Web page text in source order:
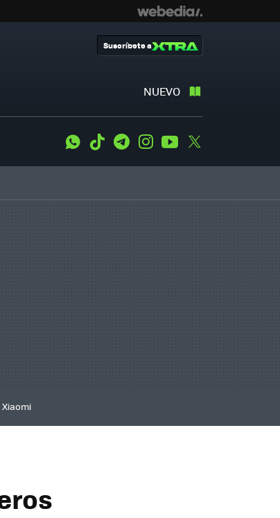
NUEVO
Suscríbete a
WhatsApp
Tiktok TelegramInstagramYoutube
Xiaomi